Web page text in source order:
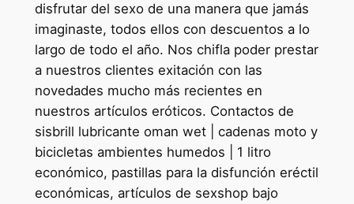
disfrutar del sexo de una manera que jamás
imaginaste, todos ellos con descuentos a lo
largo de todo el año. Nos chifla poder prestar
a nuestros clientes exitación con las
novedades mucho más recientes en
nuestros artículos eróticos. Contactos de
sisbrill lubricante oman wet | cadenas moto y
bicicletas ambientes humedos | 1 litro
económico, pastillas para la disfunción eréctil
económicas, artículos de sexshop bajo